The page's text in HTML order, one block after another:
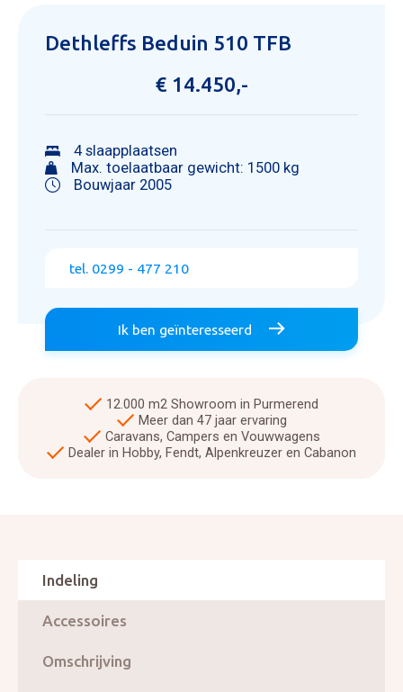
Dethleffs Beduin 510 TFB
€ 14.450,-
4 slaapplaatsen
Max. toelaatbaar gewicht: 1500 kg
Bouwjaar 2005
tel. 0299 - 477 210
Ik ben geïnteresseerd
12.000 m2 Showroom in Purmerend
Meer dan 47 jaar ervaring
Caravans, Campers en Vouwwagens
Dealer in Hobby, Fendt, Alpenkreuzer en Cabanon
Indeling
Accessoires
Omschrijving